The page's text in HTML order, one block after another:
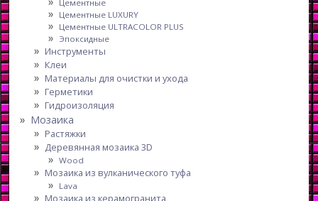
Цементные
Цементные LUXURY
Цементные ULTRACOLOR PLUS
Эпоксидные
Инструменты
Клеи
Материалы для очистки и ухода
Герметики
Гидроизоляция
Мозаика
Растяжки
Деревянная мозаика 3D
Wood
Мозаика из вулканического туфа
Lava